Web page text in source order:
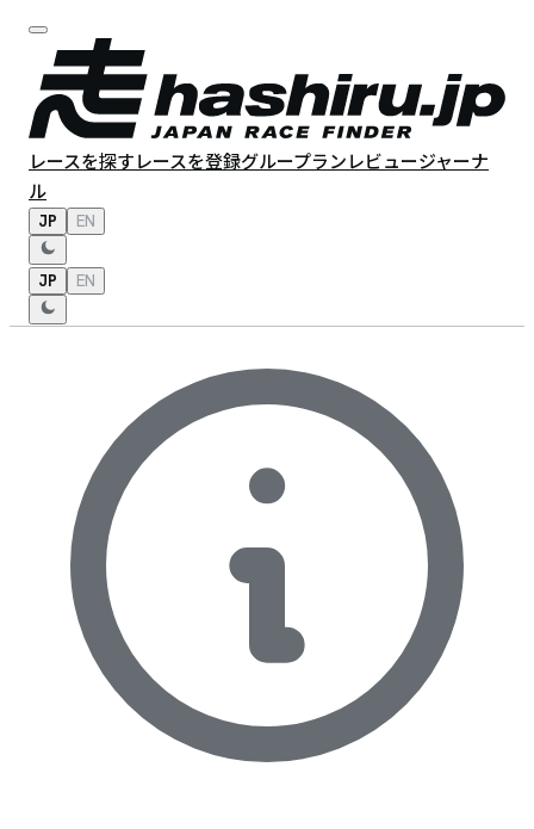
レースを探すレースを登録グループランレビュージャーナ
ル
JP EN
JP EN